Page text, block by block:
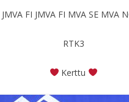
FI JMVA FI MVA SE MVA
RTK3
Kerttu